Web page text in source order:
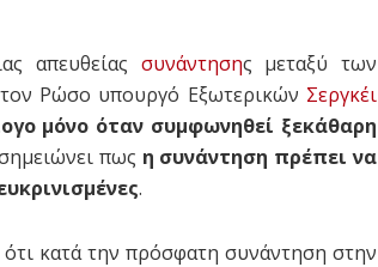
απευθείας συνάντησης μεταξύ των
Ρώσο υπουργό Εξωτερικών Σεργκέι
μόνο όταν συμφωνηθεί ξεκάθαρη
πως η συνάντηση πρέπει να
.
ότι κατά την πρόσφατη συνάντηση στην